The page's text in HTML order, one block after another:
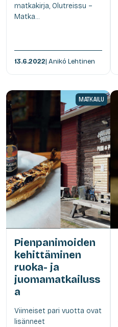
matkakirja, Olutreissu –
Matka...
13.6.2022| Anikó Lehtinen
MATKAILU
Pienpanimoiden
kehittäminen
ruoka- ja
juomamatkailuss
a
Viimeiset pari vuotta ovat
lisänneet